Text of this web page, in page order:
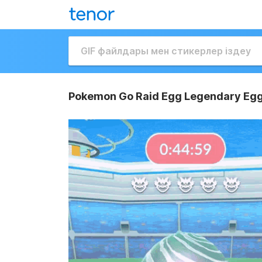
Pokemon Go Raid Egg Legendary